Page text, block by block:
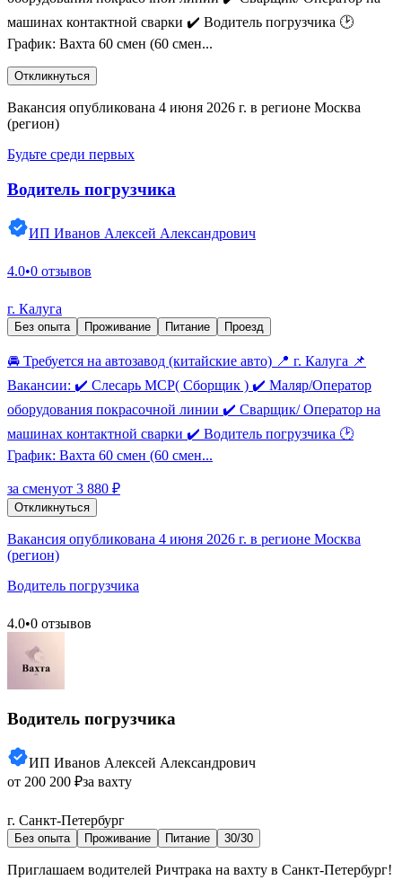
машинах контактной сварки ✔️ Водитель погрузчика 🕑
График: Вахта 60 смен (60 смен...
Откликнуться
Вакансия опубликована 4 июня 2026 г. в регионе Москва
(регион)
Будьте среди первых
Водитель погрузчика
ИП Иванов Алексей Александрович
4.0•0 отзывов
г. Калуга
Без опыта Проживание Питание Проезд
🚘 Требуется на автозавод (китайские авто) 📍 г. Калуга 📌
Вакансии: ✔️ Слесарь МСР( Сборщик ) ✔️ Маляр/Оператор
оборудования покрасочной линии ✔️ Сварщик/ Оператор на
машинах контактной сварки ✔️ Водитель погрузчика 🕑
График: Вахта 60 смен (60 смен...
за сменуот 3 880 ₽
Откликнуться
Вакансия опубликована 4 июня 2026 г. в регионе Москва
(регион)
Водитель погрузчика
4.0•0 отзывов
Водитель погрузчика
ИП Иванов Алексей Александрович
от 200 200 ₽за вахту
г. Санкт-Петербург
Без опыта Проживание Питание 30/30
Приглашаем водителей Ричтрака на вахту в Санкт-Петербург!